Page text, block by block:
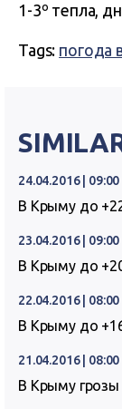
1-3º тепла,
Tags: погода
24.04.2016 | 09:00
В Крыму до
23.04.2016 | 09:00
В Крыму до
22.04.2016 | 08:00
В Крыму до
21.04.2016 | 08:00
В Крыму грозы